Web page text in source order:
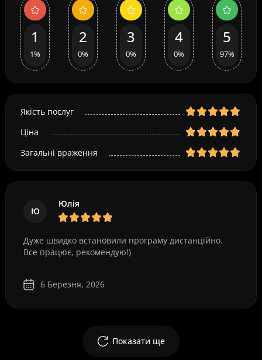
1
1%
2
0%
3
0%
4
0%
5
97%
Якість послуг
Ціна
Загальні враження
Ю
Юлія
Дуже швидко встановили програму дистанційно.
Все працює, рекомендую!)
6 Березня, 2026
Показати ще